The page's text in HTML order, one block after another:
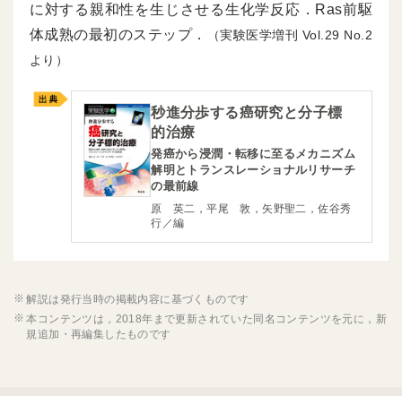
に対する親和性を生じさせる生化学反応．Ras前駆
体成熟の最初のステップ．
（実験医学増刊 29
2
より）
秒進分歩する癌研究と分子標
的治療
発癌から浸潤・転移に至るメカニズム
解明とトランスレーショナルリサーチ
の最前線
原 英二，平尾 敦，矢野聖二，佐谷秀
行／編
解説は発行当時の掲載内容に基づくものです
本コンテンツは，2018年まで更新されていた同名コンテンツを元に，新
規追加・再編集したものです